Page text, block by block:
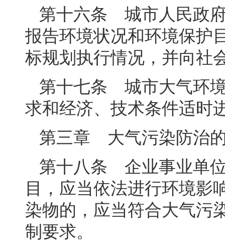
第十六条 城市人民政
报告环境状况和环境保护
标规划执行情况，并向社
第十七条 城市大气环
求和经济、技术条件适时
第三章 大气污染防治
第十八条 企业事业单
目，应当依法进行环境影
染物的，应当符合大气污
制要求。